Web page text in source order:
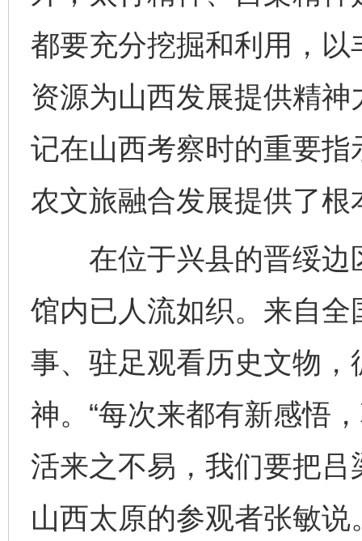
都要充分挖掘和利用，
资源为山西发展提供精
记在山西考察时的重要
农文旅融合发展提供了根
在位于兴县的晋绥边
馆内已人流如织。来自
事、驻足观看历史文物
神。“每次来都有新感悟
活来之不易，我们要把吕
山西太原的参观者张敏说